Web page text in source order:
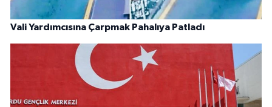
Vali Yardımcısına Çarpmak Pahalıya Patladı